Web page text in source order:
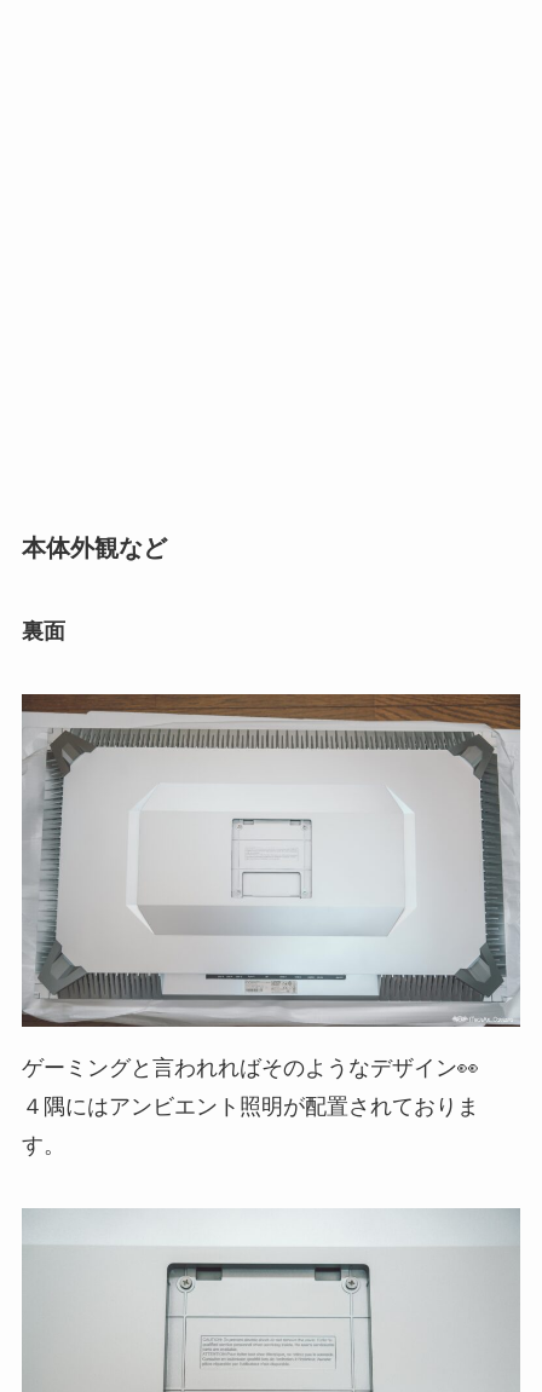
本体外観など
裏面
ゲーミングと言われればそのようなデザイン👀
４隅にはアンビエント照明が配置されておりま
す。